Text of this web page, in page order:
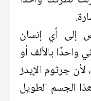
إلى أي إنسان
واحدًا بالألف أو
جرثوم الإيدز
الجسم الطويل